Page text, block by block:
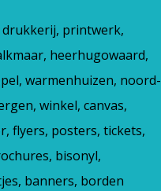
printwerk,
heerhugowaard,
warmenhuizen, noord-
winkel, canvas,
flyers, posters, tickets,
bisonyl,
banners, borden